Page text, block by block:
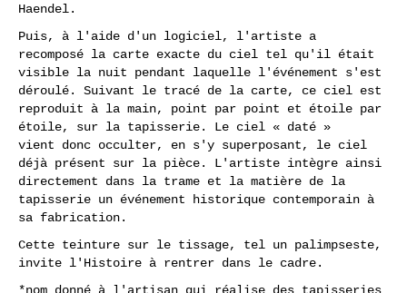
Haendel.
Puis, à l'aide d'un logiciel, l'artiste a
recomposé la carte exacte du ciel tel qu'il était
visible la nuit pendant laquelle l'événement s'est
déroulé. Suivant le tracé de la carte, ce ciel est
reproduit à la main, point par point et étoile par
étoile, sur la tapisserie. Le ciel « daté »
vient donc occulter, en s'y superposant, le ciel
déjà présent sur la pièce. L'artiste intègre ainsi
directement dans la trame et la matière de la
tapisserie un événement historique contemporain à
sa fabrication.
Cette teinture sur le tissage, tel un palimpseste,
invite l'Histoire à rentrer dans le cadre.
*nom donné à l'artisan qui réalise des tapisseries